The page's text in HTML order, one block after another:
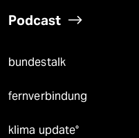
Podcast
bundestalk
fernverbindung
klima update°